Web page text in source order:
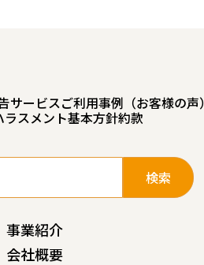
サービスご利用事例（お客様の声）
ラスメント基本方針約款
事業紹介
会社概要